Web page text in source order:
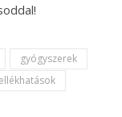
gyógyszerek